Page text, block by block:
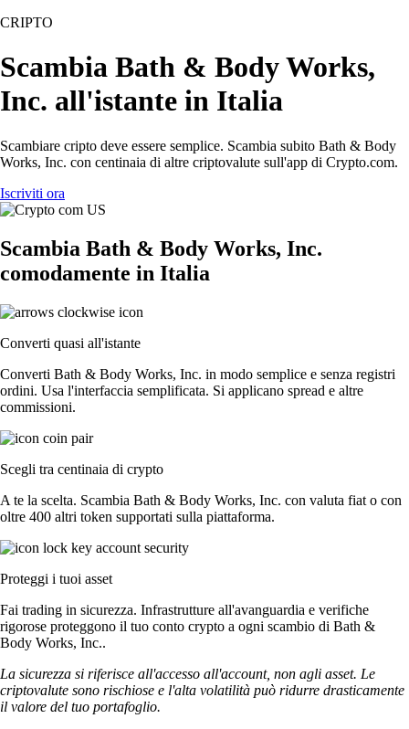
CRIPTO
Scambia Bath & Body Works,
Inc. all'istante in Italia
Scambiare cripto deve essere semplice. Scambia subito Bath & Body
Works, Inc. con centinaia di altre criptovalute sull'app di Crypto.com.
Iscriviti ora
Scambia Bath & Body Works, Inc.
comodamente in Italia
Converti quasi all'istante
Converti Bath & Body Works, Inc. in modo semplice e senza registri
ordini. Usa l'interfaccia semplificata. Si applicano spread e altre
commissioni.
Scegli tra centinaia di crypto
A te la scelta. Scambia Bath & Body Works, Inc. con valuta fiat o con
oltre 400 altri token supportati sulla piattaforma.
Proteggi i tuoi asset
Fai trading in sicurezza. Infrastrutture all'avanguardia e verifiche
rigorose proteggono il tuo conto crypto a ogni scambio di Bath &
Body Works, Inc..
La sicurezza si riferisce all'accesso all'account, non agli asset. Le
criptovalute sono rischiose e l'alta volatilità può ridurre drasticamente
il valore del tuo portafoglio.